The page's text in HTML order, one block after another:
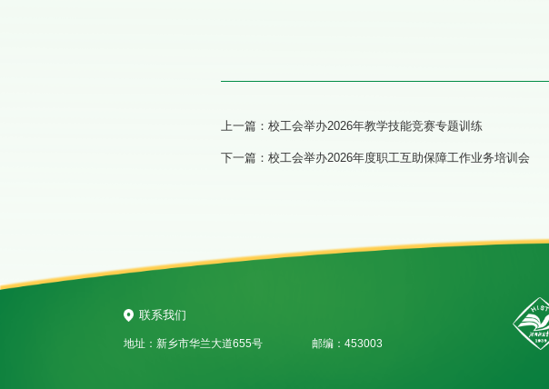
上一篇：校工会举办2026年教学技能竞赛专题训练
下一篇：校工会举办2026年度职工互助保障工作业务培训会
联系我们
地址：新乡市华兰大道655号 邮编：453003